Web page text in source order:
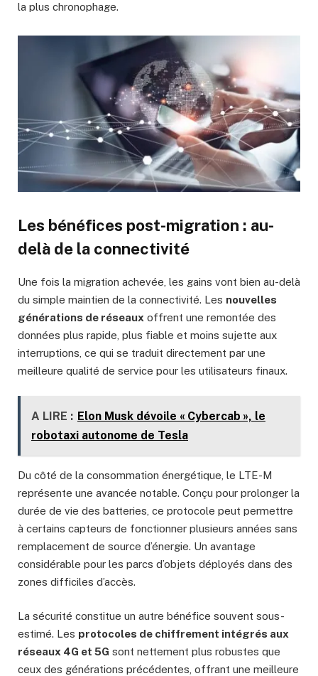
la plus chronophage.
Les bénéfices post-migration : au-
delà de la connectivité
Une fois la migration achevée, les gains vont bien au-delà
du simple maintien de la connectivité. Les nouvelles
générations de réseaux offrent une remontée des
données plus rapide, plus fiable et moins sujette aux
interruptions, ce qui se traduit directement par une
meilleure qualité de service pour les utilisateurs finaux.
A LIRE : Elon Musk dévoile « Cybercab », le
robotaxi autonome de Tesla
Du côté de la consommation énergétique, le LTE-M
représente une avancée notable. Conçu pour prolonger la
durée de vie des batteries, ce protocole peut permettre
à certains capteurs de fonctionner plusieurs années sans
remplacement de source d’énergie. Un avantage
considérable pour les parcs d’objets déployés dans des
zones difficiles d’accès.
La sécurité constitue un autre bénéfice souvent sous-
estimé. Les protocoles de chiffrement intégrés aux
réseaux 4G et 5G sont nettement plus robustes que
ceux des générations précédentes, offrant une meilleure